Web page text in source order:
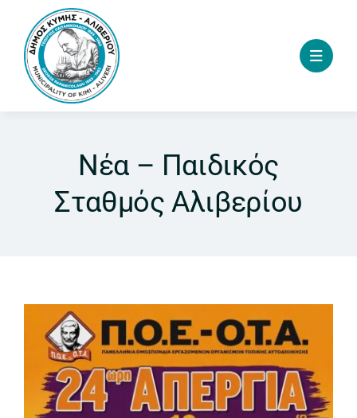
content
Νέα – Παιδικός
Σταθμός Αλιβερίου